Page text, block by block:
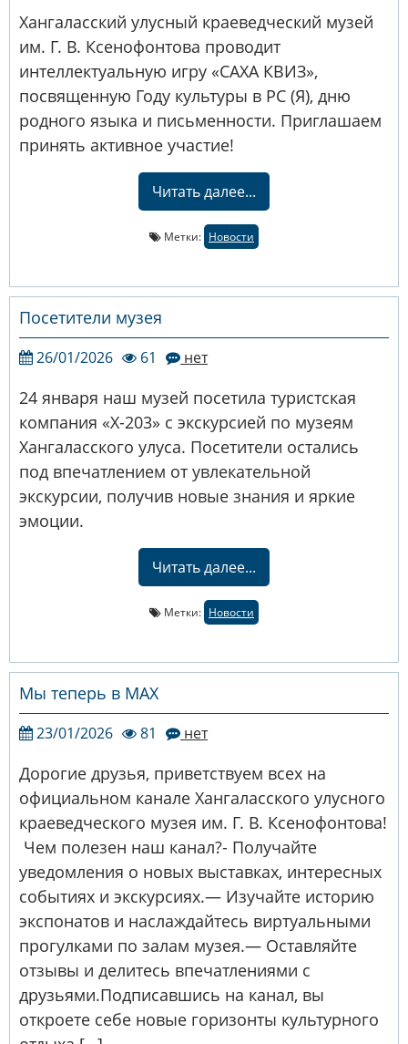
Хангаласский улусный краеведческий музей
им. Г. В. Ксенофонтова проводит
интеллектуальную игру «САХА КВИЗ»,
посвященную Году культуры в РС (Я), дню
родного языка и письменности. Приглашаем
принять активное участие!
Метки: Новости
Читать далее...
Посетители музея
26/01/2026 61 нет
24 января наш музей посетила туристская
компания «Х-203» с экскурсией по музеям
Хангаласского улуса. Посетители остались
под впечатлением от увлекательной
экскурсии, получив новые знания и яркие
эмоции.
Метки: Новости
Читать далее...
Мы теперь в МАХ
23/01/2026 81 нет
Дорогие друзья, приветствуем всех на
официальном канале Хангаласского улусного
краеведческого музея им. Г. В. Ксенофонтова!
️ Чем полезен наш канал?- Получайте
уведомления о новых выставках, интересных
событиях и экскурсиях.— Изучайте историю
экспонатов и наслаждайтесь виртуальными
прогулками по залам музея.— Оставляйте
отзывы и делитесь впечатлениями с
друзьями.Подписавшись на канал, вы
откроете себе новые горизонты культурного